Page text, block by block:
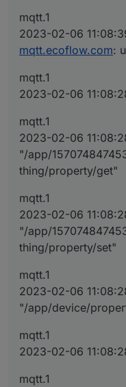
mqtt.1
2023-02-06
mqtt.ecoflow.com:
mqtt.1
2023-02-06
mqtt.1
2023-02-06
"/app/
thing/property/get"
mqtt.1
2023-02-06
"/app/
thing/property/set"
mqtt.1
2023-02-06
"/app/device/
mqtt.1
2023-02-06
mqtt.1